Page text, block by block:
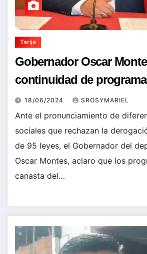
Tarija
Gobernador Oscar
continuidad de
18/06/2024 SROSYMARIEL
Ante el pronunciamiento de
sociales que rechazan la
de 95 leyes, el Gobernador del
Oscar Montes, aclaro que los
canasta del…